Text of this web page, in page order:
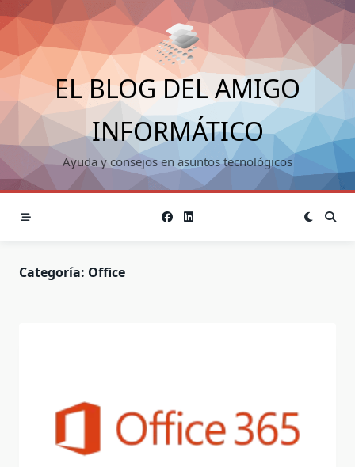
Saltar
al
contenido
EL BLOG DEL AMIGO
INFORMÁTICO
Ayuda y consejos en asuntos tecnológicos
Categoría: Office